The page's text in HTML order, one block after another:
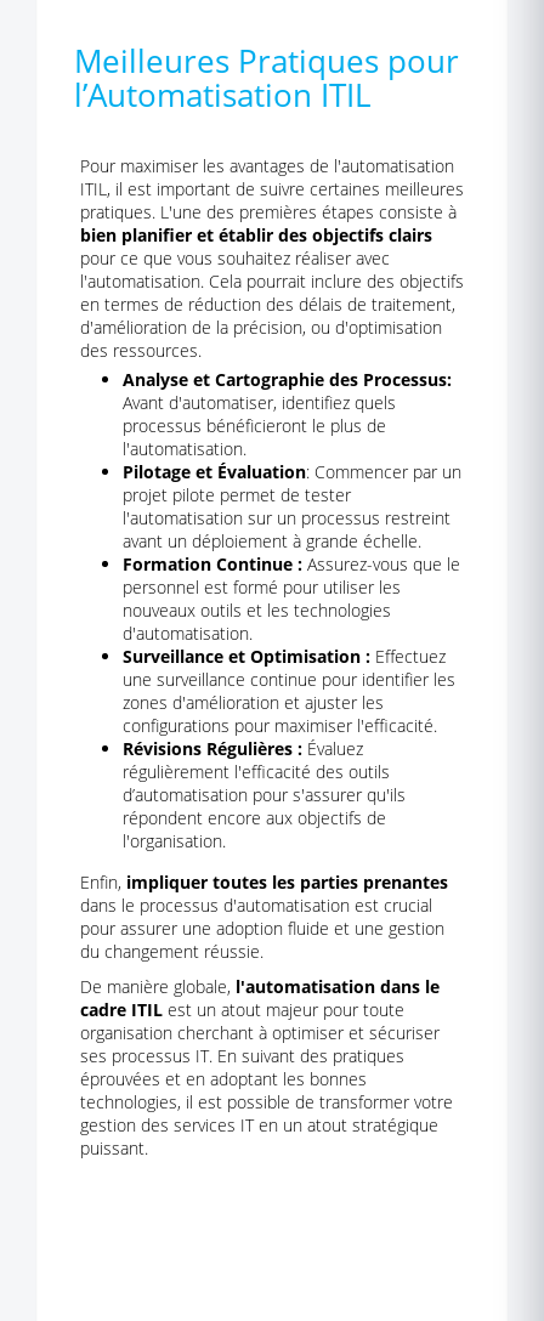
Meilleures Pratiques pour
l’Automatisation ITIL
Pour maximiser les avantages de l'automatisation
ITIL, il est important de suivre certaines meilleures
pratiques. L'une des premières étapes consiste à
bien planifier et établir des objectifs clairs
pour ce que vous souhaitez réaliser avec
l'automatisation. Cela pourrait inclure des objectifs
en termes de réduction des délais de traitement,
d'amélioration de la précision, ou d'optimisation
des ressources.
Analyse et Cartographie des Processus:
Avant d'automatiser, identifiez quels
processus bénéficieront le plus de
l'automatisation.
Pilotage et Évaluation: Commencer par un
projet pilote permet de tester
l'automatisation sur un processus restreint
avant un déploiement à grande échelle.
Formation Continue : Assurez-vous que le
personnel est formé pour utiliser les
nouveaux outils et les technologies
d'automatisation.
Surveillance et Optimisation : Effectuez
une surveillance continue pour identifier les
zones d'amélioration et ajuster les
configurations pour maximiser l'efficacité.
Révisions Régulières : Évaluez
régulièrement l'efficacité des outils
d’automatisation pour s'assurer qu'ils
répondent encore aux objectifs de
l'organisation.
Enfin, impliquer toutes les parties prenantes
dans le processus d'automatisation est crucial
pour assurer une adoption fluide et une gestion
du changement réussie.
De manière globale, l'automatisation dans le
cadre ITIL est un atout majeur pour toute
organisation cherchant à optimiser et sécuriser
ses processus IT. En suivant des pratiques
éprouvées et en adoptant les bonnes
technologies, il est possible de transformer votre
gestion des services IT en un atout stratégique
puissant.